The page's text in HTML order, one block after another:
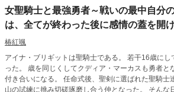
女聖騎士と最強勇者～戦いの最中自分
は、全てが終わった後に感情の蓋を開
椿紅颯
アイナ・ブリギットは聖騎士である。 若干16歳にし
った。 歳を同じくしてクディア・マーカスも勇者と
付き合いになる。 任命式後、聖剣に選ばれた聖騎士
山の試練に挑み切磋琢磨し合う仲となった。 そんな日々を過ごしていくうち